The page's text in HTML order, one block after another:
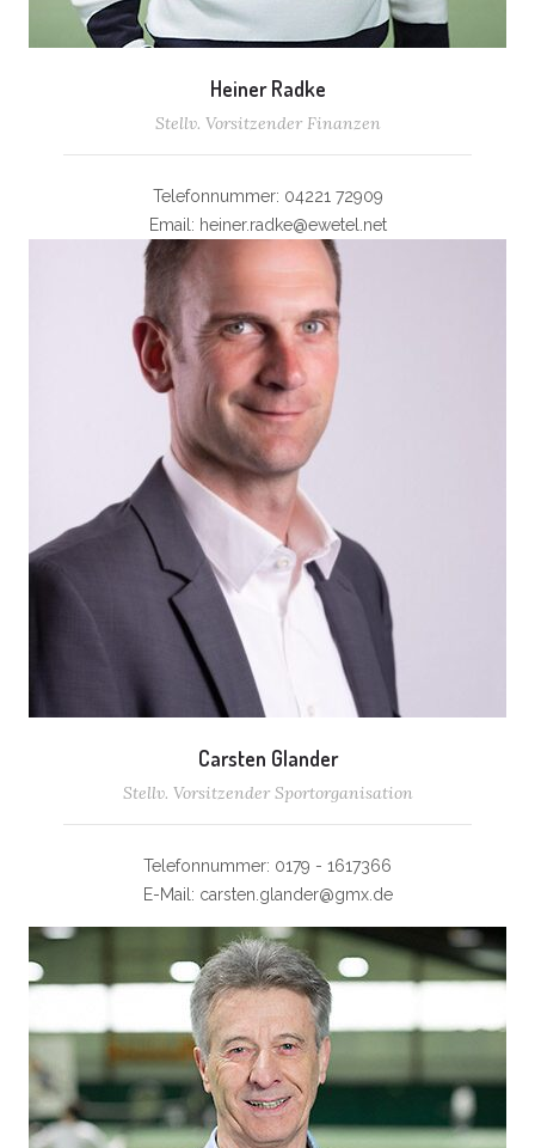
Heiner Radke
Stellv. Vorsitzender Finanzen
Telefonnummer: 04221 72909
Email: heiner.radke@ewetel.net
Carsten Glander
Stellv. Vorsitzender Sportorganisation
Telefonnummer: 0179 - 1617366
E-Mail: carsten.glander@gmx.de